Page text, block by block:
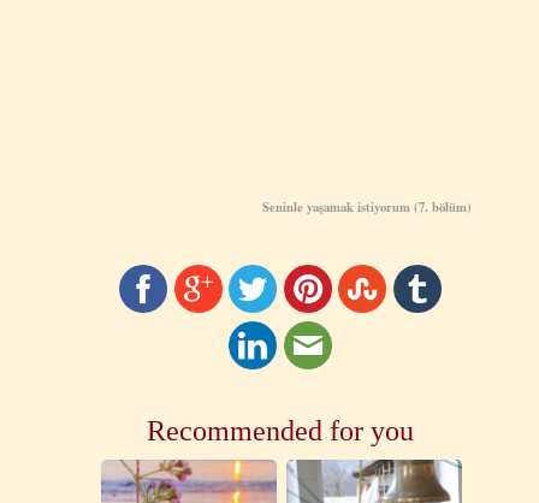
Seninle yaşamak istiyorum (7. bölüm)
Recommended for you